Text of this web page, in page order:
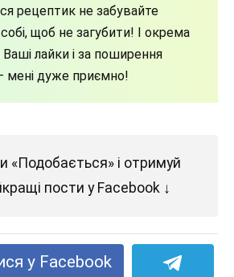
рецептик не забувайте
щоб не загубити! І окрема
Ваші лайки і за поширення
мені дуже приємно!
«Подобається» і отримуй
пости у Facebook ↓
у Facebook